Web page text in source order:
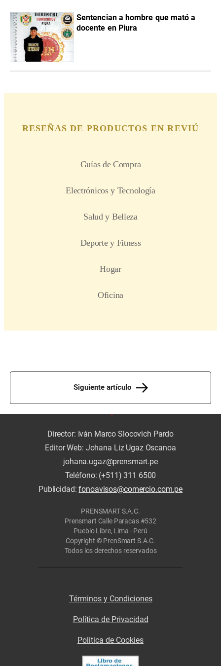
Sentencian a hombre que mató a
docente en Piura
Siguiente artículo
Director: Iván Marco Slocovich Pardo
Editor Web: Johana Liz Ugaz Oscanoa
johana.ugaz@prensmart.pe
Teléfono: (+511) 311 6500
Publicidad:fonoavisos@comercio.com.pe
PRENSMART S.A.C.
Prensmart Calle Paracas #532
Pueblo Libre, Lima - Perú
Copyright © PrenSmart S.A.C.
Todos los derechos reservados
Términos y Condiciones
Política de Privacidad
Politica de Cookies